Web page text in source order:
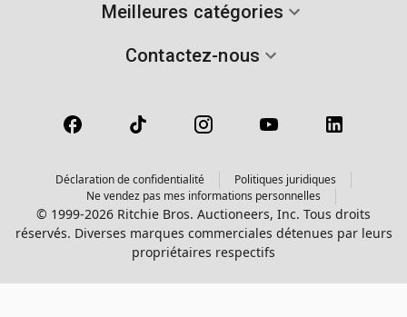
Meilleures catégories
Contactez-nous
Déclaration de confidentialité
Politiques juridiques
Ne vendez pas mes informations personnelles
© 1999-2026 Ritchie Bros. Auctioneers, Inc. Tous droits
réservés. Diverses marques commerciales détenues par leurs
propriétaires respectifs